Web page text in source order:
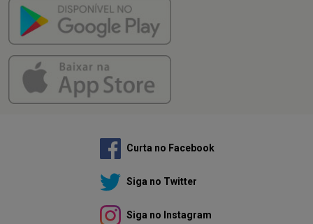
Curta no Facebook
Siga no Twitter
Siga no Instagram